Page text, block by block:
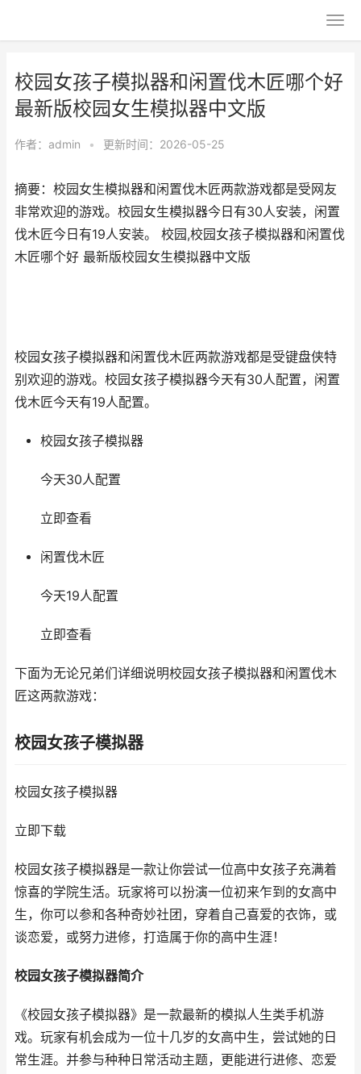
校园女孩子模拟器和闲置伐木匠哪个好
最新版校园女生模拟器中文版
作者： admin • 更新时间：2026-05-25
摘要：校园女生模拟器和闲置伐木匠两款游戏都是受网友
非常欢迎的游戏。校园女生模拟器今日有30人安装，闲置
伐木匠今日有19人安装。 校园,校园女孩子模拟器和闲置伐
木匠哪个好 最新版校园女生模拟器中文版
校园女孩子模拟器和闲置伐木匠两款游戏都是受键盘侠特
别欢迎的游戏。校园女孩子模拟器今天有30人配置，闲置
伐木匠今天有19人配置。
校园女孩子模拟器
今天30人配置
立即查看
闲置伐木匠
今天19人配置
立即查看
下面为无论兄弟们详细说明校园女孩子模拟器和闲置伐木
匠这两款游戏：
校园女孩子模拟器
校园女孩子模拟器
立即下载
校园女孩子模拟器是一款让你尝试一位高中女孩子充满着
惊喜的学院生活。玩家将可以扮演一位初来乍到的女高中
生，你可以参和各种奇妙社团，穿着自己喜爱的衣饰，或
谈恋爱，或努力进修，打造属于你的高中生涯！
校园女孩子模拟器简介
《校园女孩子模拟器》是一款最新的模拟人生类手机游
戏。玩家有机会成为一位十几岁的女高中生，尝试她的日
常生涯。并参与种种日常活动主题，更能进行进修、恋爱